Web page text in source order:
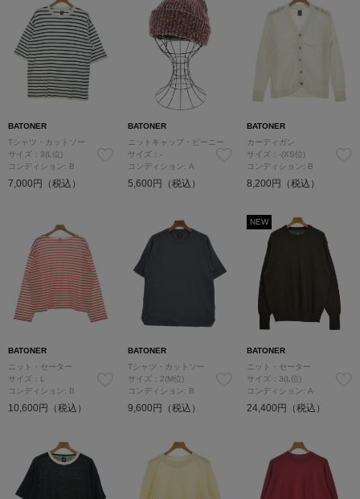
BATONER
Tシャツ・カットソー
サイズ：3(L位)
コンディション: B
7,000円（税込）
BATONER
ニットキャップ・ビーニー
サイズ：-
コンディション: A
5,600円（税込）
BATONER
カーディガン
サイズ：-(XS位)
コンディション: B
8,200円（税込）
BATONER
ニット・セーター
サイズ：L
コンディション: B
10,600円（税込）
BATONER
Tシャツ・カットソー
サイズ：2(M位)
コンディション: B
9,600円（税込）
NEW
BATONER
ニット・セーター
サイズ：3(L位)
コンディション: A
24,400円（税込）